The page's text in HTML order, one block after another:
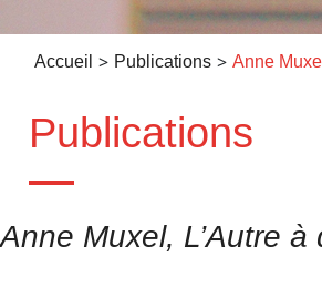
Accueil > Publications >
Publications
Anne Muxel, L’Autre